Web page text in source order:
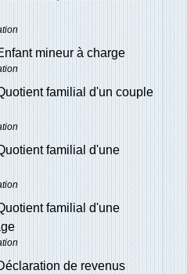
mineur à charge
familial d'un couple
familial d'une
familial d'une
de revenus